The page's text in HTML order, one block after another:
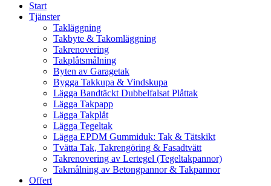
Start
Tjänster
Takläggning
Takbyte & Takomläggning
Takrenovering
Takplåtsmålning
Byten av Garagetak
Bygga Takkupa & Vindskupa
Lägga Bandtäckt Dubbelfalsat Plåttak
Lägga Takpapp
Lägga Takplåt
Lägga Tegeltak
Lägga EPDM Gummiduk: Tak & Tätskikt
Tvätta Tak, Takrengöring & Fasadtvätt
Takrenovering av Lertegel (Tegeltakpannor)
Takmålning av Betongpannor & Takpannor
Offert